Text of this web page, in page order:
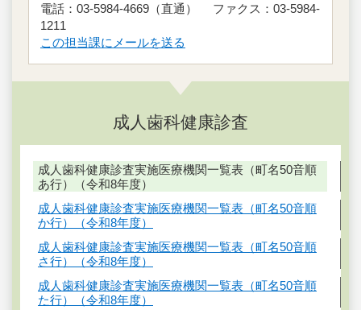
電話：03-5984-4669（直通） ファクス：03-5984-
1211
この担当課にメールを送る
成人歯科健康診査
成人歯科健康診査実施医療機関一覧表（町名50音順
あ行）（令和8年度）
成人歯科健康診査実施医療機関一覧表（町名50音順
か行）（令和8年度）
成人歯科健康診査実施医療機関一覧表（町名50音順
さ行）（令和8年度）
成人歯科健康診査実施医療機関一覧表（町名50音順
た行）（令和8年度）